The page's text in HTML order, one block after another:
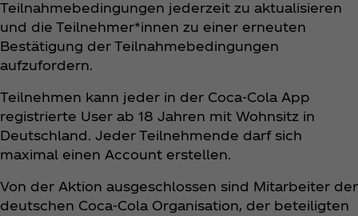
Teilnahmebedingungen jederzeit zu aktualisieren
und die Teilnehmer*innen zu einer erneuten
Bestätigung der Teilnahmebedingungen
aufzufordern.
Teilnehmen kann jeder in der Coca‑Cola App
registrierte User ab 18 Jahren mit Wohnsitz in
Deutschland. Jeder Teilnehmende darf sich
maximal einen Account erstellen.
Von der Aktion ausgeschlossen sind Mitarbeiter der
deutschen Coca‑Cola Organisation, der beteiligten